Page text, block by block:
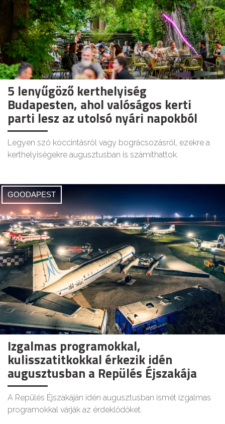
5 lenyűgöző kerthelyiség
Budapesten, ahol valóságos kerti
parti lesz az utolsó nyári napokból
Legyen szó koccintásról vagy bográcsozásról, ezekre a
kerthelyiségekre augusztusban is számíthattok.
GOODAPEST
Izgalmas programokkal,
kulisszatitkokkal érkezik idén
augusztusban a Repülés Éjszakája
A Repülés Éjszakáján idén augusztusban ismét izgalmas
programokkal várják az érdeklődőket.